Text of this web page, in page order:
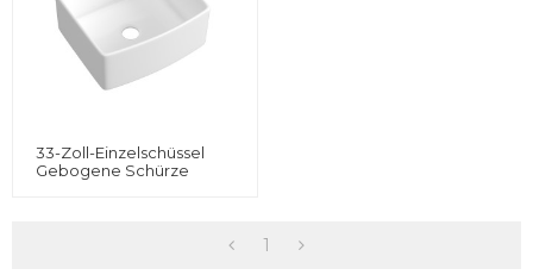
33-Zoll-Einzelschüssel
Gebogene Schürze
1